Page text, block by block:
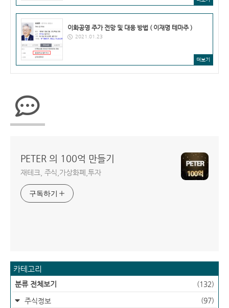
이화공영 주가 전망 및 대응 방법 ( 이재명 테마주 )
2021.01.23
더보기
PETER 의 100억 만들기
재테크, 주식,가상화폐,투자
구독하기
카테고리
분류 전체보기 (132)
주식정보 (97)